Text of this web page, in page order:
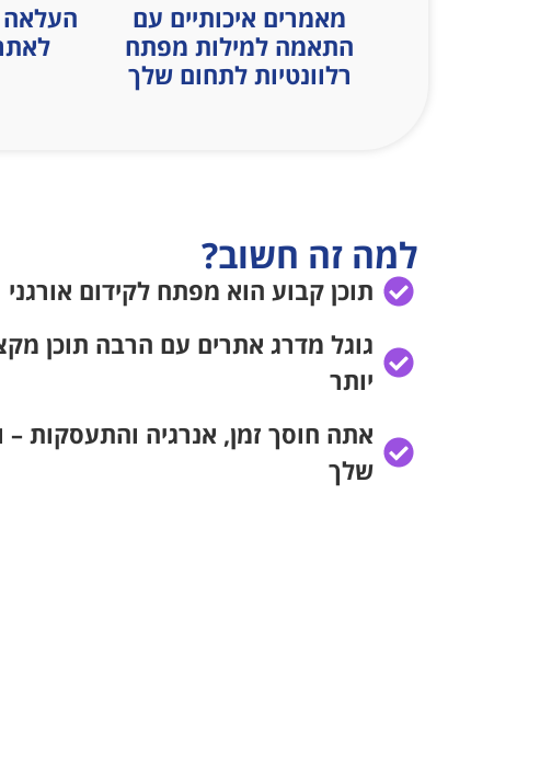
מאמרים איכותיים עם
התאמה למילות מפתח
רלוונטיות לתחום שלך
העלאה
למה זה חשוב?
תוכן קבוע הוא מפתח לקידום אורגני
גוגל מדרג אתרים עם הרבה תוכן
יותר
אתה חוסך זמן, אנרגיה והתעסקות
שלך